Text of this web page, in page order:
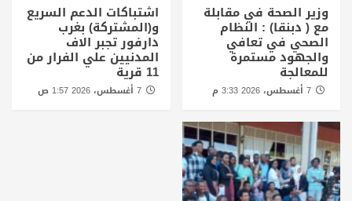
وزير الصحة في مقابلة
مع ( دبنقا) : النظام
الصحي في تعافي
والجهود مستمرة
للمعالجة
اشتباكات الدعم السريع
و(المشتركة) بغرب
دارفور تجبر الاف
المدنيين علي الفرار من
11 قرية
7 أغسطس، 2026 1:57 ص